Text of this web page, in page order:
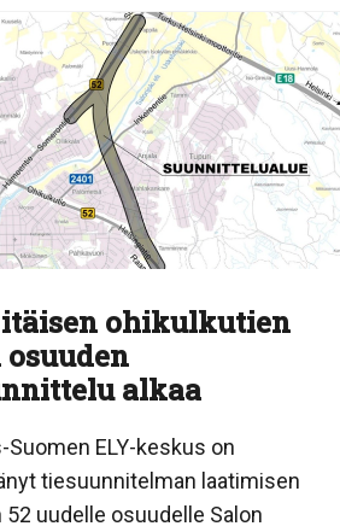
itäisen ohikulkutien
alkaa
Suomen ELY-keskus on
tiesuunnitelman laatimisen
52 uudelle osuudelle Salon